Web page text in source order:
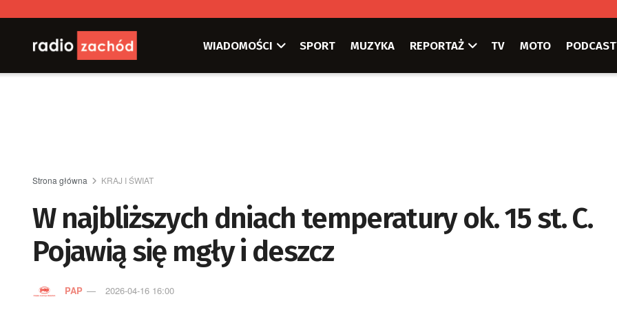
WIADOMOŚCI SPORT MUZYKA REPORTAŻ TV MOTO
Strona główna KRAJ I ŚWIAT
W najbliższych dniach temperatury ok. 15 st. C.
Pojawią się mgły i deszcz
PAP 2026-04-16 16:00